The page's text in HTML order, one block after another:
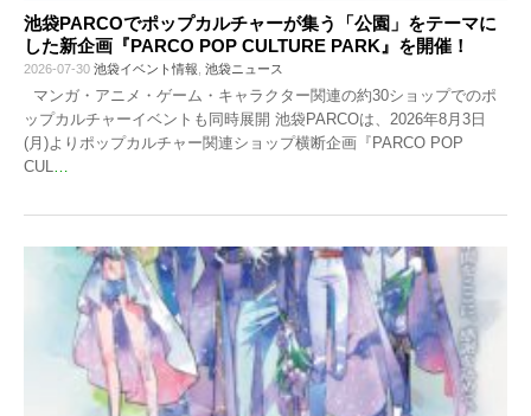
池袋PARCOでポップカルチャーが集う「公園」をテーマに
した新企画『PARCO POP CULTURE PARK』を開催！
2026-07-30 池袋イベント情報 池袋ニュース
マンガ・アニメ・ゲーム・キャラクター関連の約30ショップでのポ
ップカルチャーイベントも同時展開 池袋PARCOは、2026年8月3日
(月)よりポップカルチャー関連ショップ横断企画『PARCO POP
CUL